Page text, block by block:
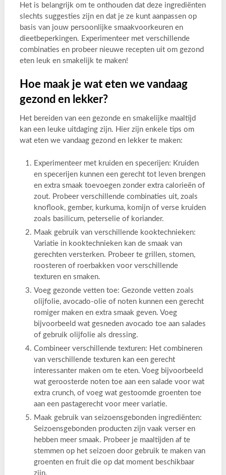
Het is belangrijk om te onthouden dat deze ingrediënten
slechts suggesties zijn en dat je ze kunt aanpassen op
basis van jouw persoonlijke smaakvoorkeuren en
dieetbeperkingen. Experimenteer met verschillende
combinaties en probeer nieuwe recepten uit om gezond
eten leuk en smakelijk te maken!
Hoe maak je wat eten we vandaag
gezond en lekker?
Het bereiden van een gezonde en smakelijke maaltijd
kan een leuke uitdaging zijn. Hier zijn enkele tips om
wat eten we vandaag gezond en lekker te maken:
Experimenteer met kruiden en specerijen: Kruiden
en specerijen kunnen een gerecht tot leven brengen
en extra smaak toevoegen zonder extra calorieën of
zout. Probeer verschillende combinaties uit, zoals
knoflook, gember, kurkuma, komijn of verse kruiden
zoals basilicum, peterselie of koriander.
Maak gebruik van verschillende kooktechnieken:
Variatie in kooktechnieken kan de smaak van
gerechten versterken. Probeer te grillen, stomen,
roosteren of roerbakken voor verschillende
texturen en smaken.
Voeg gezonde vetten toe: Gezonde vetten zoals
olijfolie, avocado-olie of noten kunnen een gerecht
romiger maken en extra smaak geven. Voeg
bijvoorbeeld wat gesneden avocado toe aan salades
of gebruik olijfolie als dressing.
Combineer verschillende texturen: Het combineren
van verschillende texturen kan een gerecht
interessanter maken om te eten. Voeg bijvoorbeeld
wat geroosterde noten toe aan een salade voor wat
extra crunch, of voeg wat gestoomde groenten toe
aan een pastagerecht voor meer variatie.
Maak gebruik van seizoensgebonden ingrediënten:
Seizoensgebonden producten zijn vaak verser en
hebben meer smaak. Probeer je maaltijden af te
stemmen op het seizoen door gebruik te maken van
groenten en fruit die op dat moment beschikbaar
zijn.